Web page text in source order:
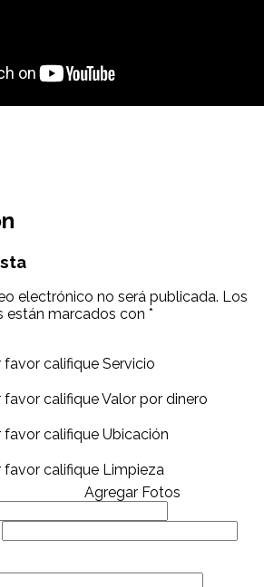
electrónico no será publicada. Los
marcados con *
favor califique Servicio
favor califique Valor por dinero
favor califique Ubicación
favor califique Limpieza
Agregar Fotos